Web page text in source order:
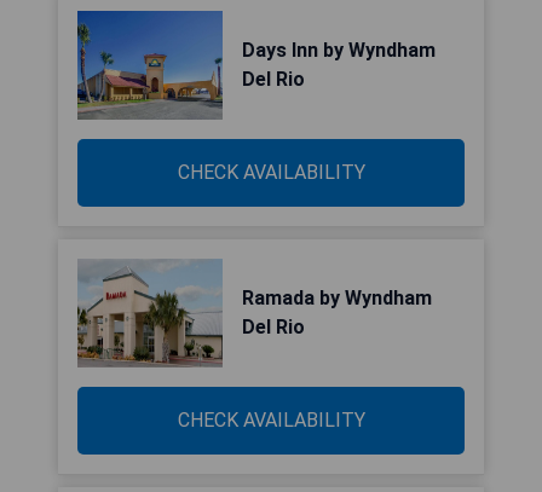
Days Inn by Wyndham
Del Rio
CHECK AVAILABILITY
Ramada by Wyndham
Del Rio
CHECK AVAILABILITY